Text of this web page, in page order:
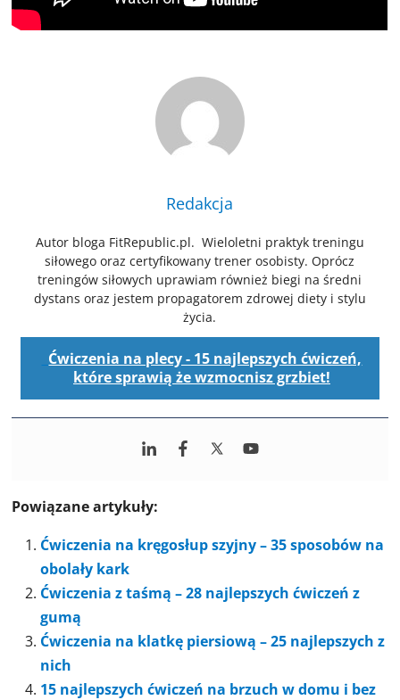
Redakcja
Autor bloga FitRepublic.pl. Wieloletni praktyk treningu
siłowego oraz certyfikowany trener osobisty. Oprócz
treningów siłowych uprawiam również biegi na średni
dystans oraz jestem propagatorem zdrowej diety i stylu
życia.
Ćwiczenia na plecy - 15 najlepszych ćwiczeń,
które sprawią że wzmocnisz grzbiet!
Powiązane artykuły:
Ćwiczenia na kręgosłup szyjny – 35 sposobów na
obolały kark
Ćwiczenia z taśmą – 28 najlepszych ćwiczeń z
gumą
Ćwiczenia na klatkę piersiową – 25 najlepszych z
nich
15 najlepszych ćwiczeń na brzuch w domu i bez